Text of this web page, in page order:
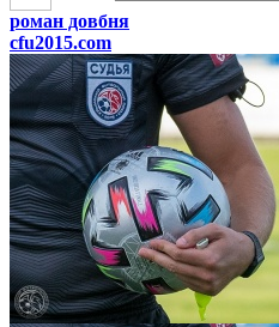
роман довбня
cfu2015.com